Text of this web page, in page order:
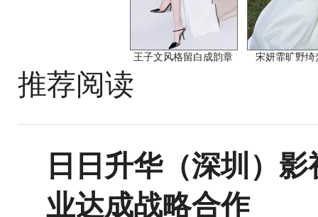
王子文风格留白成韵章 宋妍霏旷野绮
推荐阅读
日日升华（深圳）
业达成战略合作